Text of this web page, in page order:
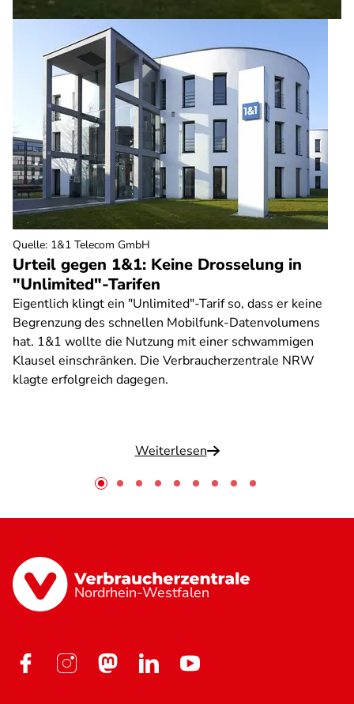
Urteil gegen 1&1: Keine Drosselung in
"Unlimited"-Tarifen
Eigentlich klingt ein "Unlimited"-Tarif so, dass er keine
Begrenzung des schnellen Mobilfunk-Datenvolumens
hat. 1&1 wollte die Nutzung mit einer schwammigen
Klausel einschränken. Die Verbraucherzentrale NRW
klagte erfolgreich dagegen.
Weiterlesen
Quelle: 1&1 Telecom GmbH
Nordrhein-Westfalen